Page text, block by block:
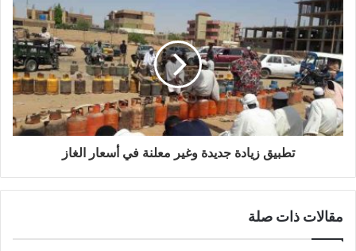
تطبيق زيادة جديدة وغير معلنة في أسعار الغاز
مقالات ذات صلة